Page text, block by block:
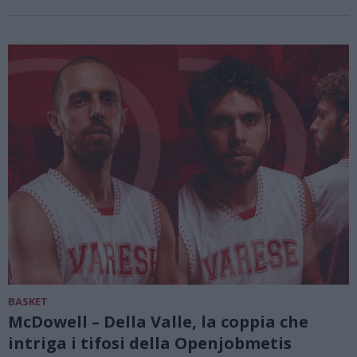
BASKET
McDowell – Della Valle, la coppia che
intriga i tifosi della Openjobmetis